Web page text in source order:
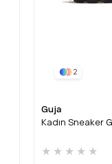
2
Guja
Kadın Sneaker
★ ★ ★ ★ ★